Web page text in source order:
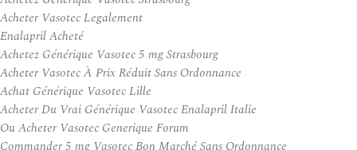
Acheter Vasotec Legalement
Enalapril Acheté
Achetez Générique Vasotec 5 mg Strasbourg
Acheter Vasotec À Prix Réduit Sans Ordonnance
Achat Générique Vasotec Lille
Acheter Du Vrai Générique Vasotec Enalapril Italie
Ou Acheter Vasotec Generique Forum